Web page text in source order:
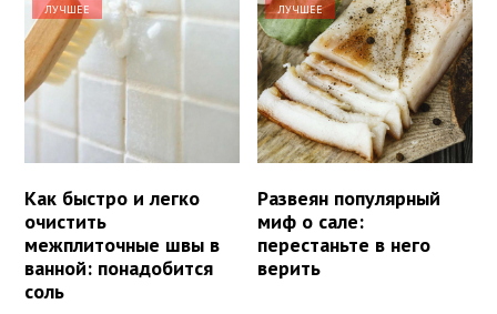
ЛУЧШЕЕ
Как быстро и легко
очистить
межплиточные швы в
ванной: понадобится
соль
ЛУЧШЕЕ
Развеян популярный
миф о сале:
перестаньте в него
верить